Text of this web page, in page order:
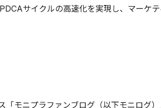
サイクルの高速化を実現し、マーケ
「モニプラファンブログ （以下モニログ